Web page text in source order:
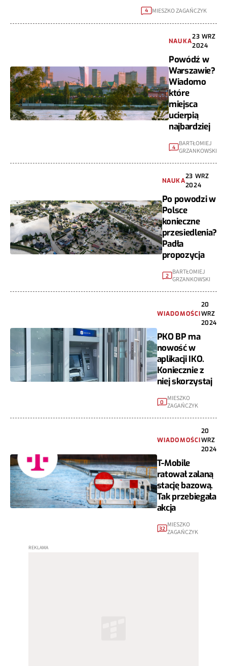
4 MIESZKO ZAGAŃCZYK
NAUKA
23 WRZ
2024
Powódź w
Warszawie?
Wiadomo
które
miejsca
ucierpią
najbardziej
4
BARTŁOMIEJ
GRZANKOWSKI
NAUKA
23 WRZ
2024
Po powodzi w
Polsce
konieczne
przesiedlenia?
Padła
propozycja
2 BARTŁOMIEJ
GRZANKOWSKI
WIADOMOŚCI
20
WRZ
2024
PKO BP ma
nowość w
aplikacji IKO.
Koniecznie z
niej skorzystaj
0 MIESZKO
ZAGAŃCZYK
WIADOMOŚCI
20
WRZ
2024
T-Mobile
ratował zalaną
stację bazową.
Tak przebiegała
akcja
32 MIESZKO
ZAGAŃCZYK